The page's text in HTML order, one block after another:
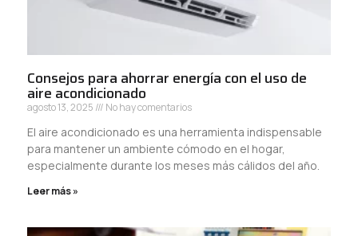
Consejos para ahorrar energía con el uso de
aire acondicionado
agosto 13, 2025 No hay comentarios
El aire acondicionado es una herramienta indispensable
para mantener un ambiente cómodo en el hogar,
especialmente durante los meses más cálidos del año.
Leer más »